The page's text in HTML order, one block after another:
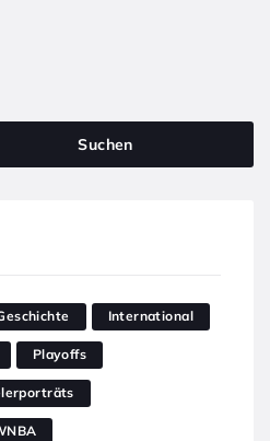
Suchen
International
Playoffs